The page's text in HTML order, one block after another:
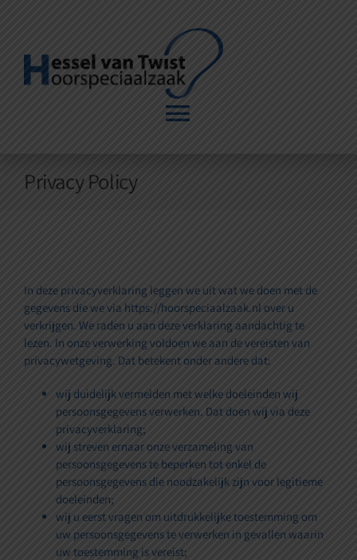
Toggle
Huurtoestel
Onderhoud
Bescherming
Winkel
Privacy Policy
In deze privacyverklaring leggen we uit wat we doen met de
gegevens die we via https://hoorspeciaalzaak.nl over u
verkrijgen. We raden u aan deze verklaring aandachtig te
lezen. In onze verwerking voldoen we aan de vereisten van
privacywetgeving. Dat betekent onder andere dat:
wij duidelijk vermelden met welke doeleinden wij
persoonsgegevens verwerken. Dat doen wij via deze
privacyverklaring;
wij streven ernaar onze verzameling van
persoonsgegevens te beperken tot enkel de
persoonsgegevens die noodzakelijk zijn voor legitieme
doeleinden;
wij u eerst vragen om uitdrukkelijke toestemming om
uw persoonsgegevens te verwerken in gevallen waarin
uw toestemming is vereist;